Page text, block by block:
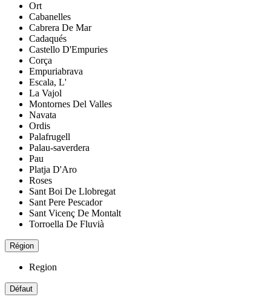
Ort
Cabanelles
Cabrera De Mar
Cadaqués
Castello D'Empuries
Corça
Empuriabrava
Escala, L'
La Vajol
Montornes Del Valles
Navata
Ordis
Palafrugell
Palau-saverdera
Pau
Platja D'Aro
Roses
Sant Boi De Llobregat
Sant Pere Pescador
Sant Vicenç De Montalt
Torroella De Fluvià
Région
Region
Défaut